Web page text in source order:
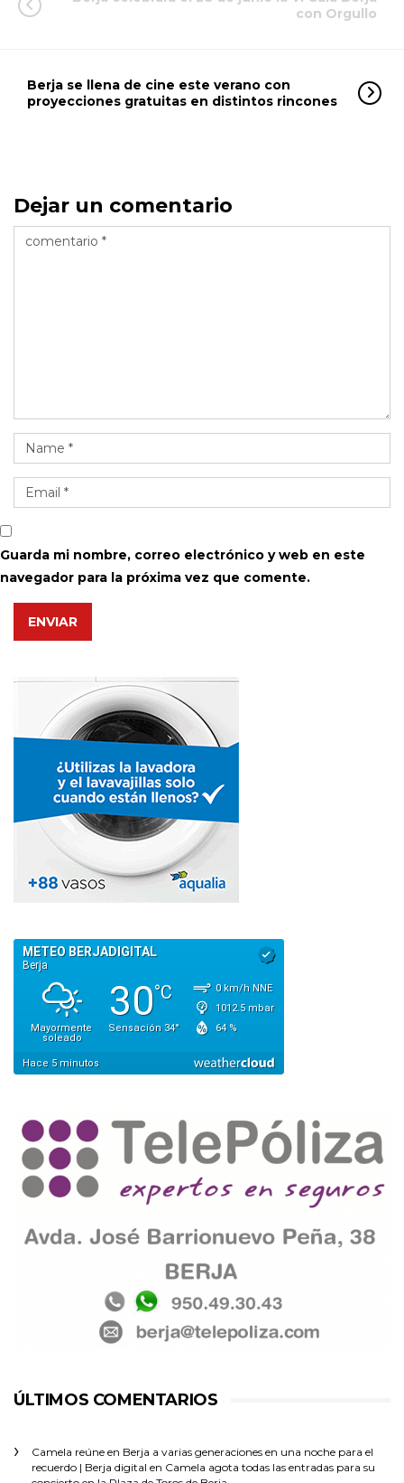
con Orgullo
Berja se llena de cine este verano con
proyecciones gratuitas en distintos rincones
Dejar un comentario
Guarda mi nombre, correo electrónico y web en este
navegador para la próxima vez que comente.
ENVIAR
ÚLTIMOS COMENTARIOS
Camela reúne en Berja a varias generaciones en una noche para el
recuerdo | Berja digital en Camela agota todas las entradas para su